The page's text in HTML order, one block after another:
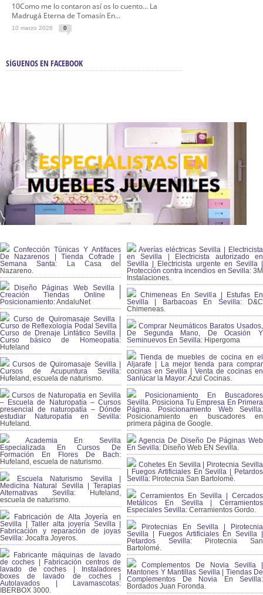
10Como me lo contaron así os lo cuento… La
Madrugá Eterna de Tomasín En...
10 marzo 2026 0
SÍGUENOS EN FACEBOOK
Confección Túnicas Y Antifaces
De Nazarenos | Tienda Cofrade |
Semana Santa: La Casa del
Nazareno.
Diseño Páginas Web Sevilla |
Creación Tiendas Online |
Posicionamiento:AndaluNet
Curso de Quiromasaje Sevilla |
Curso de Reflexología Podal Sevilla |
Curso de Drenaje Linfático Sevilla |
Curso básico de Homeopatía:
Hufeland
Cursos de Quiromasaje Sevilla |
Cursos de Acupuntura Sevilla:
Hufeland, escuela de naturismo.
Cursos de Naturopatia en Sevilla
– Escuela de Naturopatía – Cursos
presencial de naturopatía – Dónde
estudiar Naturopatía en Sevilla:
Hufeland.
Academia En Sevilla
Especializada En Cursos De
Formación En Flores De Bach:
Hufeland, escuela de naturismo.
Escuela Naturismo Sevilla |
Medicina Natural Sevilla | Terapias
Alternativas Sevilla: Hufeland,
escuela de naturismo.
Fabricación de Alta Joyería en
Sevilla | Taller alta joyería Sevilla |
Fabricación y reparación de joyas
Sevilla: Jocafra Joyeros.
Fabricante máquinas de lavado
de coches | Fabricación centros de
lavado de coches | Instaladores
boxes de lavado de coches |
Autolavados | Lavamascotas:
IBERBOX 3000.
Averías eléctricas Sevilla | Electricista
en Sevilla | Electricista autorizado en
Sevilla | Electricista urgente en Sevilla |
Protección contra incendios en Sevilla:3M
Instalaciones.
Chimeneas En Sevilla | Estufas En
Sevilla | Barbacoas En Sevilla:D&C
Chimeneas.
Comprar Neumáticos Baratos Usados,
De Segunda Mano, De Ocasión Y
Seminuevos En Sevilla: Hipergoma
Tienda de muebles de cocina en el
Aljarafe | La mejor tienda para comprar
cocinas en Sevilla | Venta de cocinas en
Sanlúcar la Mayor:Azul Cocinas.
Posicionamiento En Buscadores
Sevilla. Posiciona Tu Empresa En Primera
Página. Posicionamiento Web Sevilla:
Posicionamiento en buscadores en
primera página de Google.
Agencia De Diseño De Páginas Web
En Sevilla: Diseño Web EN Sevilla.
Cohetes En Sevilla | Pirotecnia Sevilla
| Fuegos Artificiales En Sevilla | Petardos
Sevilla: Pirotecnia San Bartolomé.
Cerramientos En Sevilla | Cercados
Metálicos En Sevilla | Cerramientos
Especiales Sevilla: Cerramientos Gordo.
Pirotecnias En Sevilla | Pirotecnia
Sevilla | Fuegos Artificiales En Sevilla |
Petardos Sevilla: Pirotecnia San
Bartolomé.
Complementos De Novia Sevilla |
Mantones Y Mantillas Sevilla | Tiendas De
Complementos De Novia En Sevilla:
Bordados Juan Foronda.